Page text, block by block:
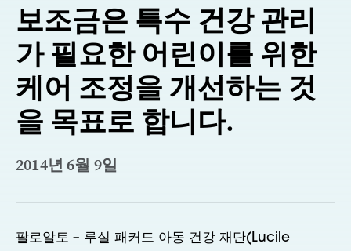
보조금은 특수 건강 관리
가 필요한 어린이를 위한
케어 조정을 개선하는 것
을 목표로 합니다.
2014년 6월 9일
팔로알토 – 루실 패커드 아동 건강 재단(Lucile